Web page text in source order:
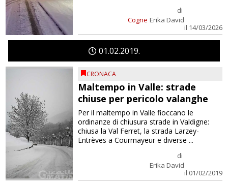
Cogne
di
Erika David
il 14/03/2026
01 02 2019
CRONACA
Maltempo in Valle: strade
chiuse per pericolo valanghe
di
Erika David
il 01/02/2019
Per il maltempo in Valle fioccano le
ordinanze di chiusura strade in Valdigne:
chiusa la Val Ferret, la strada Larzey-
Entrèves a Courmayeur e diverse ...